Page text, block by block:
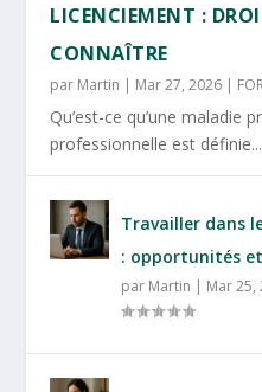
LICENCIEMENT :
CONNAÎTRE
par Martin | Mar 27, 2026 |
Qu’est-ce qu’une maladie
professionnelle est définie...
Travailler dans
: opportunités
par Martin | Mar 25,